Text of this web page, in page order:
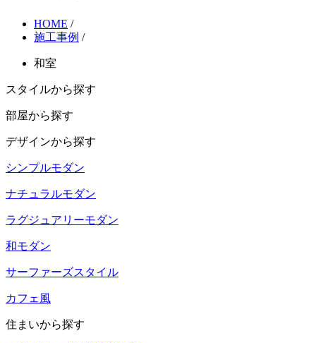
HOME /
施工事例 /
和室
スタイルから探す
部屋から探す
デザインから探す
シンプルモダン
ナチュラルモダン
ラグジュアリーモダン
和モダン
サーファーズスタイル
カフェ風
住まいから探す